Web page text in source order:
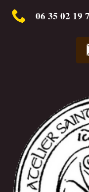
06 35 02 19